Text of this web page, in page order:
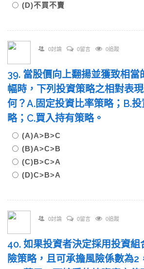
(D)不買不賣
0討論 0留言 0追蹤
39. 當股價向上翻揚並獲致相當
幅時，下列投資策略之相對表
何？A.固定投資比率策略；B.
略；C.買入持有策略。
(A)A>B>C
(B)A>C>B
(C)B>C>A
(D)C>B>A
0討論 0留言 0追蹤
40. 如果投資者決定採用投資組
險策略，且可承擔風險係數為2